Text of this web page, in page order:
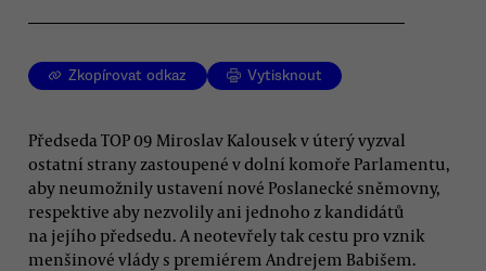
Zkopírovat odkaz Vytisknout
Předseda TOP 09 Miroslav Kalousek v úterý vyzval
ostatní strany zastoupené v dolní komoře Parlamentu,
aby neumožnily ustavení nové Poslanecké sněmovny,
respektive aby nezvolily ani jednoho z kandidátů
na jejího předsedu. A neotevřely tak cestu pro vznik
menšinové vlády s premiérem Andrejem Babišem.